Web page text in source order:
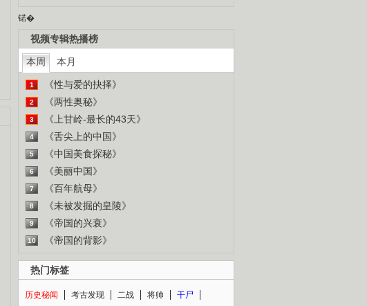
锘�
视频专辑热播榜
本周 本月
1 《性与爱的抉择》
2 《两性奥秘》
3 《上甘岭-最长的43天》
4 《舌尖上的中国》
5 《中国美食探秘》
6 《美丽中国》
7 《百年航母》
8 《未被发掘的皇陵》
9 《帝国的兴衰》
10 《帝国的背影》
热门标签
历史秘闻 考古发现 二战 将帅
干尸